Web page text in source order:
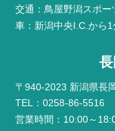
交通：鳥屋野潟スポ
車：新潟中央I.C.から1
〒940-2023 新潟県長
TEL：0258-86-5516
営業時間：10:00～